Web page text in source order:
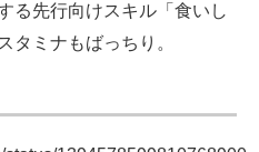
る先行向けスキル「食いし
タミナもばっちり。